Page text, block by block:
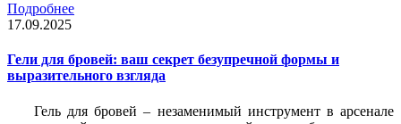
Подробнее
17.09.2025
Гели для бровей: ваш секрет безупречной формы и
выразительного взгляда
Гель для бровей – незаменимый инструмент в арсенале